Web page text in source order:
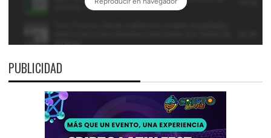
PUBLICIDAD